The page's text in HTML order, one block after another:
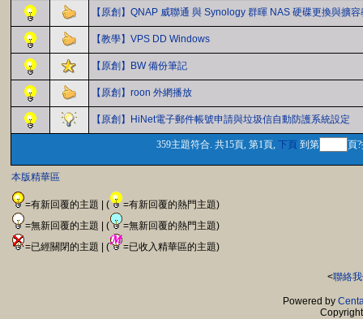
【原創】QNAP 威聯通 與 Synology 群暉 NAS 硬碟更換與擴容
【教學】VPS DD Windows
【原創】BW 備份筆記
【原創】roon 外網播放
【原創】HiNet電子郵件帳號申請與垃圾信自動防護系統設定
359主題符合. 共15頁, 第1頁, 下頁 到第 頁
本版精華區
=有新回覆的主題 | (
=有新回覆的熱門主題)
=無新回覆的主題 | (
=無新回覆的熱門主題)
=已經關閉的主題 | (
=已收入精華區的主題)
<聯絡
Powered by